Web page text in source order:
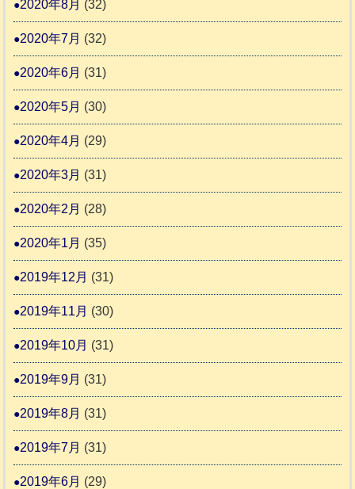
2020年8月 (32)
2020年7月 (32)
2020年6月 (31)
2020年5月 (30)
2020年4月 (29)
2020年3月 (31)
2020年2月 (28)
2020年1月 (35)
2019年12月 (31)
2019年11月 (30)
2019年10月 (31)
2019年9月 (31)
2019年8月 (31)
2019年7月 (31)
2019年6月 (29)